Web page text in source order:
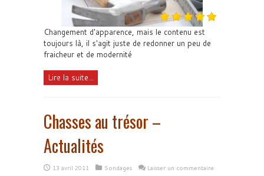
Changement d'apparence, mais le contenu est
toujours là, il s'agit juste de redonner un peu de
fraicheur et de modernité
Lire la suite...
Chasses au trésor –
Actualités
13 avril 2011 Sondages Laisser un commentaire